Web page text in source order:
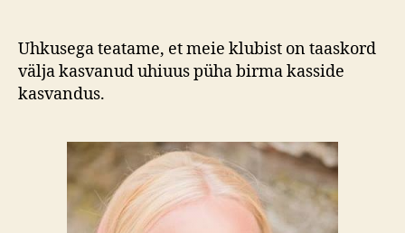
Uhkusega teatame, et meie klubist on taaskord
välja kasvanud uhiuus püha birma kasside
kasvandus.